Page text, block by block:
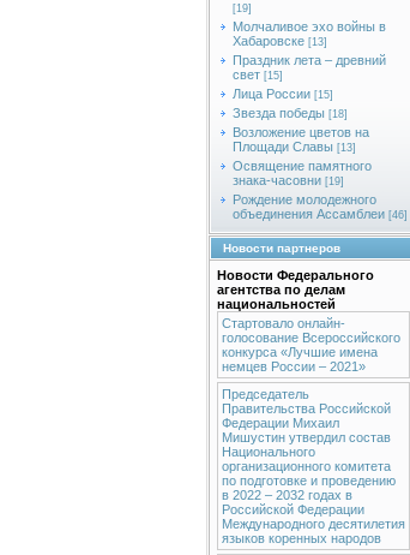
[19]
Молчаливое эхо войны в
Хабаровске [13]
Праздник лета – древний
свет [15]
Лица России [15]
Звезда победы [18]
Возложение цветов на
Площади Славы [13]
Освящение памятного
знака-часовни [19]
Рождение молодежного
объединения Ассамблеи [46]
Новости партнеров
Новости Федерального
агентства по делам
национальностей
Стартовало онлайн-
голосование Всероссийского
конкурса «Лучшие имена
немцев России – 2021»
Председатель
Правительства Российской
Федерации Михаил
Мишустин утвердил состав
Национального
организационного комитета
по подготовке и проведению
в 2022 – 2032 годах в
Российской Федерации
Международного десятилетия
языков коренных народов